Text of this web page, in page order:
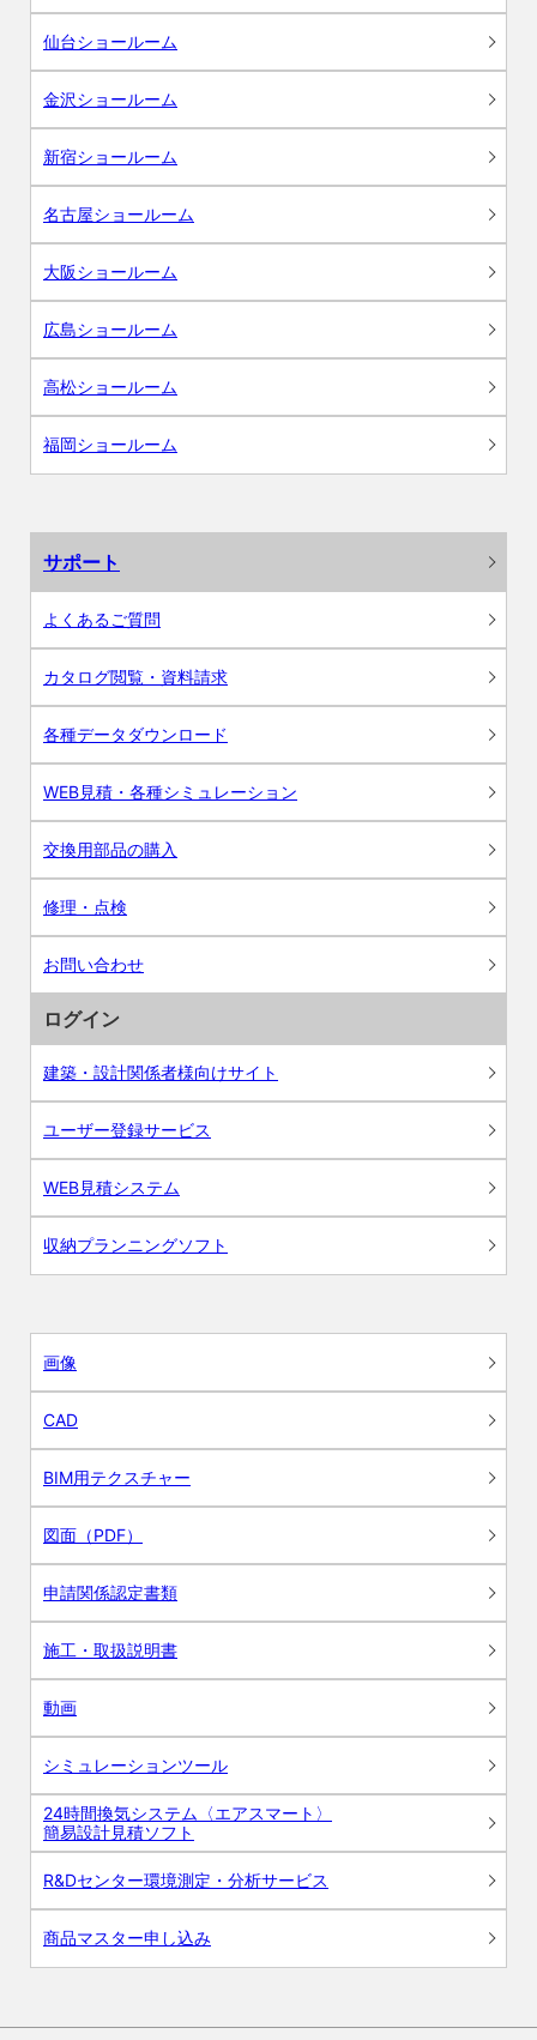
仙台ショールーム
金沢ショールーム
新宿ショールーム
名古屋ショールーム
大阪ショールーム
広島ショールーム
高松ショールーム
福岡ショールーム
サポート
よくあるご質問
カタログ閲覧・資料請求
各種データダウンロード
WEB見積・各種シミュレーション
交換用部品の購入
修理・点検
お問い合わせ
ログイン
建築・設計関係者様向けサイト
ユーザー登録サービス
WEB見積システム
収納プランニングソフト
画像
CAD
BIM用テクスチャー
図面（PDF）
申請関係認定書類
施工・取扱説明書
動画
シミュレーションツール
24時間換気システム〈エアスマート〉
簡易設計見積ソフト
R&Dセンター環境測定・分析サービス
商品マスター申し込み